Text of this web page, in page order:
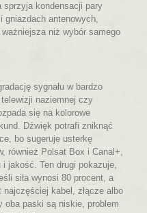
sprzyja kondensacji pary
gniazdach antenowych,
niż wybór samego
sygnału w bardzo
naziemnej czy
się na kolorowe
Dźwięk potrafi zniknąć
bo sugeruje usterkę
również Polsat Box i Canal+,
i jakość. Ten drugi pokazuje,
siła wynosi 80 procent, a
kabel, złącze albo
oba paski są niskie, problem